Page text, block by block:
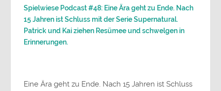
Spielwiese Podcast #48: Eine Ära geht zu Ende. Nach
15 Jahren ist Schluss mit der Serie Supernatural.
Patrick und Kai ziehen Resümee und schwelgen in
Erinnerungen.
Eine Ära geht zu Ende. Nach 15 Jahren ist Schluss